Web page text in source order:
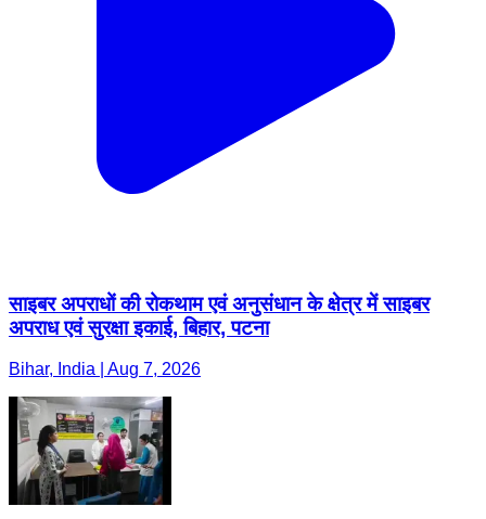
साइबर अपराधों की रोकथाम एवं अनुसंधान के क्षेत्र में साइबर
अपराध एवं सुरक्षा इकाई, बिहार, पटना
Bihar, India | Aug 7, 2026